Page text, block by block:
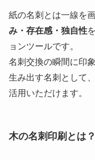
紙の名刺とは一線を
み・存在感・独自性
ョンツールです。
名刺交換の瞬間に印
生み出す名刺として
活用いただけます。
木の名刺印刷とは？